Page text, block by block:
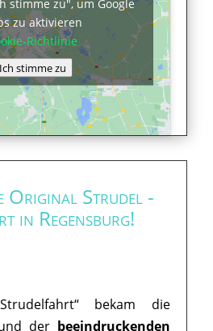
stimme zu", um Google
zu aktivieren
Richtlinie
Ich stimme zu
Original Strudel -
in Regensburg!
bekam die
der beeindruckenden